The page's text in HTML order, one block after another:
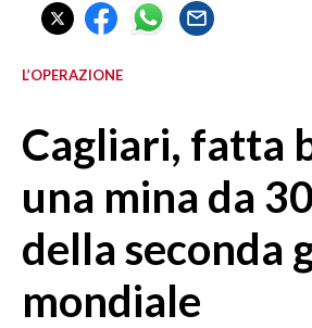
CAGLIARI
SULCIS IGLESIENTE
ORISTANO E PROVINCIA
SASSARI E PROVINCIA
GALLURA
NUORO E PROVINCIA
OGLIASTRA
AGENDA
L’OPERAZIONE
Cagliari, fatta
una mina da
della seconda
mondiale